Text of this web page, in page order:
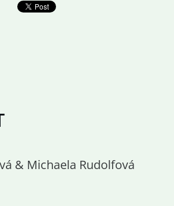
& Michaela Rudolfová